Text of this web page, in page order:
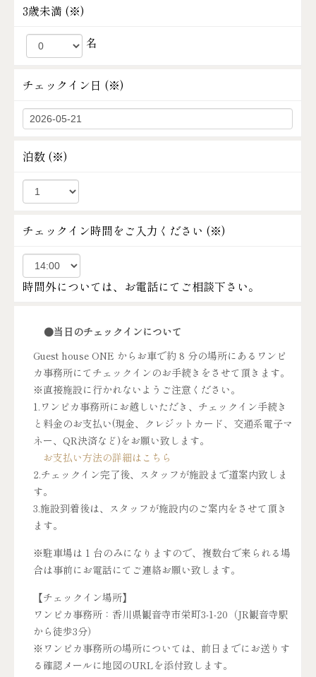
3歳未満 (※)
名
チェックイン日 (※)
泊数 (※)
チェックイン時間をご入力ください (※)
時間外については、お電話にてご相談下さい。
●当日のチェックインについて
Guest house ONE からお車で約 8 分の場所にあるワンピ
カ事務所にてチェックインのお手続きをさせて頂きます。
※直接施設に行かれないようご注意ください。
1.ワンピカ事務所にお越しいただき、チェックイン手続き
と料金のお支払い(現金、クレジットカード、交通系電子マ
ネー、QR決済など)をお願い致します。
お支払い方法の詳細はこちら
2.チェックイン完了後、スタッフが施設まで道案内致しま
す。
3.施設到着後は、スタッフが施設内のご案内をさせて頂き
ます。
※駐車場は 1 台のみになりますので、複数台で来られる場
合は事前にお電話にてご連絡お願い致します。
【チェックイン場所】
ワンピカ事務所：香川県観音寺市栄町3-1-20（JR観音寺駅
から徒歩3分）
※ワンピカ事務所の場所については、前日までにお送りす
る確認メールに地図のURLを添付致します。